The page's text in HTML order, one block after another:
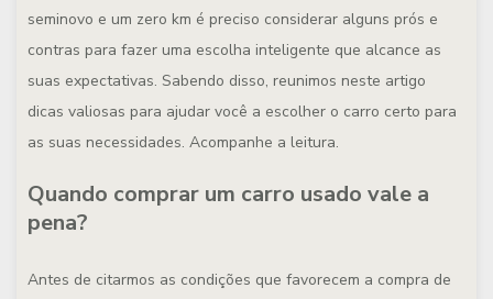
seminovo e um zero km é preciso considerar alguns prós e
contras para fazer uma escolha inteligente que alcance as
suas expectativas. Sabendo disso, reunimos neste artigo
dicas valiosas para ajudar você a escolher o carro certo para
as suas necessidades. Acompanhe a leitura.
Quando comprar um carro usado vale a
pena?
Antes de citarmos as condições que favorecem a compra de